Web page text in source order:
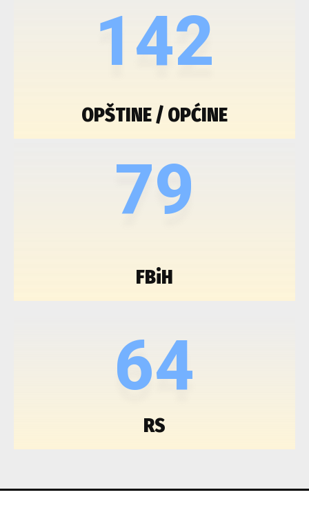
142
OPŠTINE / OPĆINE
79
FBiH
64
RS